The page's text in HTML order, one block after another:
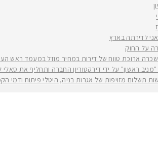
לדירתה בארץ
על החוק
על ידי דירקטוריון החברה ותחליף את סאלי לוי שפורשת
תשלום מזויפות של אגרות בניה, היטלי פיתוח